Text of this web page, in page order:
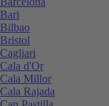
Bari
Bilbao
Bristol
Cagliari
Cala d'Or
Cala Millor
Cala Rajada